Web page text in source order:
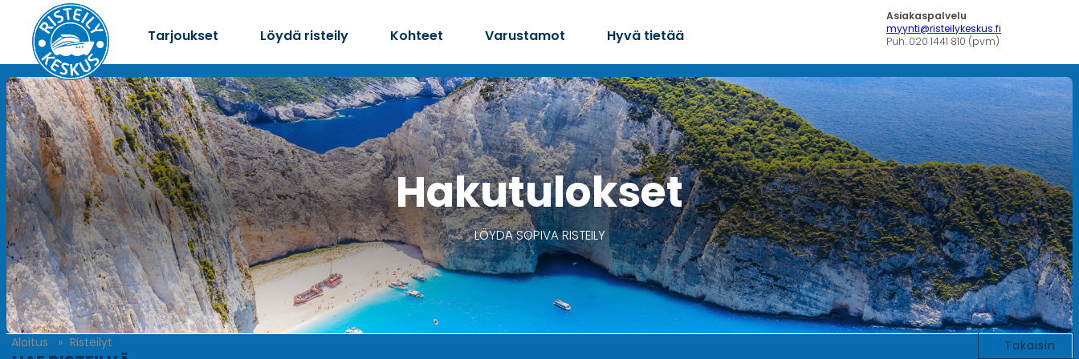
Tarjoukset Löydä risteily Kohteet Varustamot Hyvä tietää
Asiakaspalvelu
myynti@risteilykeskus.fi
Puh. 020 1441 810 (pvm)
Hakutulokset
LÖYDÄ SOPIVA RISTEILY
Takaisin
Aloitus Risteilyt